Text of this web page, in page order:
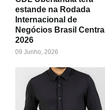
estande na Rodada
Internacional de
Negócios Brasil Central
2026
09 Junho, 2026